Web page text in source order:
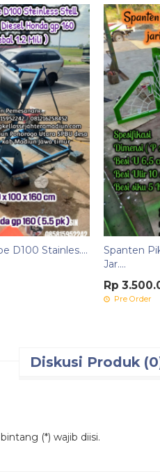
D100 Stainles....
Spanten
Jar....
Rp
Pre Order
Diskusi Produk
(*) wajib diisi.